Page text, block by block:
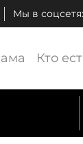
Мы в
Кто